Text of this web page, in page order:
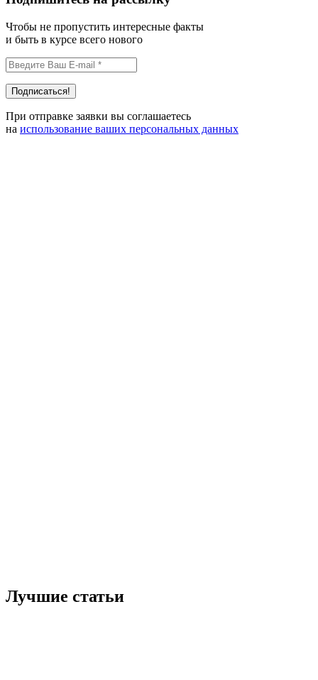
Чтобы не пропустить интересные факты
и быть в курсе всего нового
При отправке заявки вы соглашаетесь
на использование ваших персональных данных
Лучшие статьи